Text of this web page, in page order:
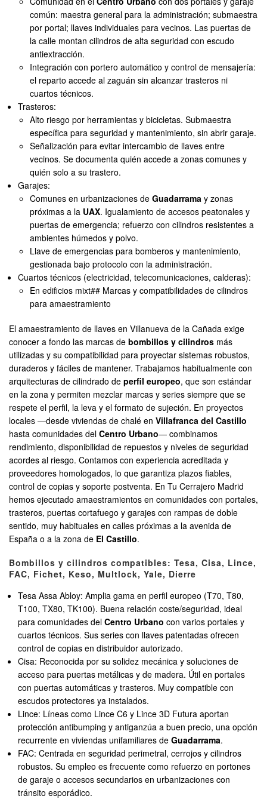
común: maestra general para la administración; submaestra
por portal; llaves individuales para vecinos. Las puertas de
la calle montan cilindros de alta seguridad con escudo
antiextracción.
Integración con portero automático y control de mensajería:
el reparto accede al zaguán sin alcanzar trasteros ni
cuartos técnicos.
Trasteros:
Alto riesgo por herramientas y bicicletas. Submaestra
específica para seguridad y mantenimiento, sin abrir garaje.
Señalización para evitar intercambio de llaves entre
vecinos. Se documenta quién accede a zonas comunes y
quién solo a su trastero.
Garajes:
Comunes en urbanizaciones deGuadarrama y zonas
próximas a la UAX. Igualamiento de accesos peatonales y
puertas de emergencia; refuerzo con cilindros resistentes a
ambientes húmedos y polvo.
Llave de emergencias para bomberos y mantenimiento,
gestionada bajo protocolo con la administración.
Cuartos técnicos (electricidad, telecomunicaciones, calderas):
En edificios mixt## Marcas y compatibilidades de cilindros
para amaestramiento
El amaestramiento de llaves en Villanueva de la Cañada exige
conocer a fondo las marcas de bombillos y cilindros más
utilizadas y su compatibilidad para proyectar sistemas robustos,
duraderos y fáciles de mantener. Trabajamos habitualmente con
arquitecturas de cilindrado de perfil europeo, que son estándar
en la zona y permiten mezclar marcas y series siempre que se
respete el perfil, la leva y el formato de sujeción. En proyectos
locales —desde viviendas de chalé en Villafranca del Castillo
hasta comunidades del Centro Urbano— combinamos
rendimiento, disponibilidad de repuestos y niveles de seguridad
acordes al riesgo. Contamos con experiencia acreditada y
proveedores homologados, lo que garantiza plazos fiables,
control de copias y soporte postventa. En Tu Cerrajero Madrid
hemos ejecutado amaestramientos en comunidades con portales,
trasteros, puertas cortafuego y garajes con rampas de doble
sentido, muy habituales en calles próximas a la avenida de
España o a la zona de El Castillo.
Bombillos y cilindros compatibles: Tesa, Cisa, Lince,
FAC, Fichet, Keso, Multlock, Yale, Dierre
Tesa Assa Abloy: Amplia gama en perfil europeo (T70, T80,
T100, TX80, TK100). Buena relación coste/seguridad, ideal
para comunidades delCentro Urbano con varios portales y
cuartos técnicos. Sus series con llaves patentadas ofrecen
control de copias en distribuidor autorizado.
Cisa: Reconocida por su solidez mecánica y soluciones de
acceso para puertas metálicas y de madera. Útil en portales
con puertas automáticas y trasteros. Muy compatible con
escudos protectores ya instalados.
Lince: Líneas como Lince C6 y Lince 3D Futura aportan
protección antibumping y antiganzúa a buen precio, una opción
recurrente en viviendas unifamiliares deGuadarrama.
FAC: Centrada en seguridad perimetral, cerrojos y cilindros
robustos. Su empleo es frecuente como refuerzo en portones
de garaje o accesos secundarios en urbanizaciones con
tránsito esporádico.